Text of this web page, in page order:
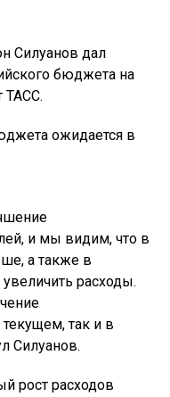
Силуанов дал
бюджета на
ТАСС.
и мы видим, что в
а также в
расходы.
так и в
Силуанов.
рост расходов